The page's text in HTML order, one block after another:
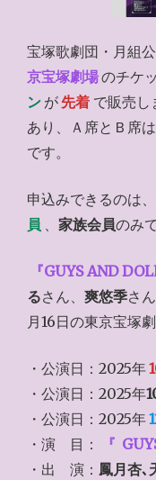
宝塚歌劇団・月組
京宝塚劇場のチケ
ン が 先着 で販売し
あり、Ａ席とＢ席
です。
申込みできるのは、
員 、家族会員のみ
『GUYS AND
るさん、 爽悠季さ
月16日の東京宝塚
・公演日：2025年
・公演日：2025年
・公演日：2025年
・演 目：
『
・出 演： 鳳月杏､